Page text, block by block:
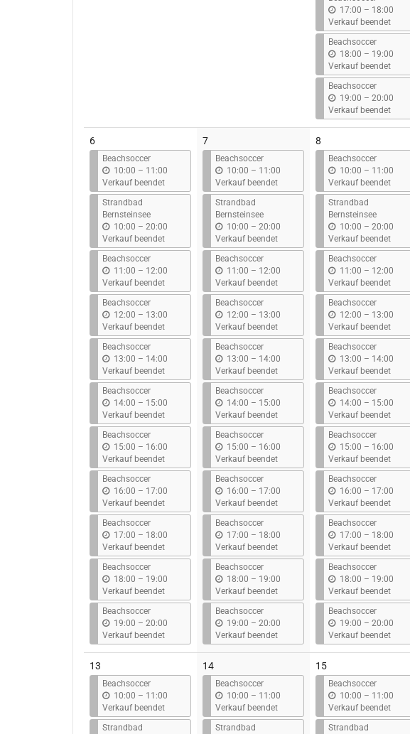
17:00 – b
i
s
18:00
Verkauf beendet
Beachsoccer
18:00 – b
i
s
19:00
Verkauf beendet
Beachsoccer
19:00 – b
i
s
20:00
Verkauf beendet
6
Beachsoccer
10:00 – b
i
s
11:00
Verkauf beendet
Strandbad
Bernsteinsee
10:00 – b
i
s
20:00
Verkauf beendet
Beachsoccer
11:00 – b
i
s
12:00
Verkauf beendet
Beachsoccer
12:00 – b
i
s
13:00
Verkauf beendet
Beachsoccer
13:00 – b
i
s
14:00
Verkauf beendet
Beachsoccer
14:00 – b
i
s
15:00
Verkauf beendet
Beachsoccer
15:00 – b
i
s
16:00
Verkauf beendet
Beachsoccer
16:00 – b
i
s
17:00
Verkauf beendet
Beachsoccer
17:00 – b
i
s
18:00
Verkauf beendet
Beachsoccer
18:00 – b
i
s
19:00
Verkauf beendet
Beachsoccer
19:00 – b
i
s
20:00
Verkauf beendet
7
Beachsoccer
10:00 – b
i
s
11:00
Verkauf beendet
Strandbad
Bernsteinsee
10:00 – b
i
s
20:00
Verkauf beendet
Beachsoccer
11:00 – b
i
s
12:00
Verkauf beendet
Beachsoccer
12:00 – b
i
s
13:00
Verkauf beendet
Beachsoccer
13:00 – b
i
s
14:00
Verkauf beendet
Beachsoccer
14:00 – b
i
s
15:00
Verkauf beendet
Beachsoccer
15:00 – b
i
s
16:00
Verkauf beendet
Beachsoccer
16:00 – b
i
s
17:00
Verkauf beendet
Beachsoccer
17:00 – b
i
s
18:00
Verkauf beendet
Beachsoccer
18:00 – b
i
s
19:00
Verkauf beendet
Beachsoccer
19:00 – b
i
s
20:00
Verkauf beendet
8
Beachsoccer
10:00 – b
i
s
11:00
Verkauf beendet
Strandbad
Bernsteinsee
10:00 – b
i
s
20:00
Verkauf beendet
Beachsoccer
11:00 – b
i
s
12:00
Verkauf beendet
Beachsoccer
12:00 – b
i
s
13:00
Verkauf beendet
Beachsoccer
13:00 – b
i
s
14:00
Verkauf beendet
Beachsoccer
14:00 – b
i
s
15:00
Verkauf beendet
Beachsoccer
15:00 – b
i
s
16:00
Verkauf beendet
Beachsoccer
16:00 – b
i
s
17:00
Verkauf beendet
Beachsoccer
17:00 – b
i
s
18:00
Verkauf beendet
Beachsoccer
18:00 – b
i
s
19:00
Verkauf beendet
Beachsoccer
19:00 – b
i
s
20:00
Verkauf beendet
13
Beachsoccer
10:00 – b
i
s
11:00
Verkauf beendet
Strandbad
14
Beachsoccer
10:00 – b
i
s
11:00
Verkauf beendet
Strandbad
15
Beachsoccer
10:00 – b
i
s
11:00
Verkauf beendet
Strandbad